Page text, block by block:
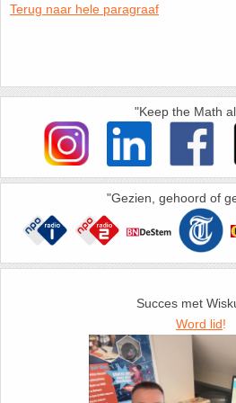
Terug naar hele paragraaf
"Keep the Math
"Gezien, gehoord of
Succes met
Word lid!
HAVO 5B - Hoofdstuk 10 - Meetkundige
VWO
(Nog geen toetsen)
19. Omtrek cirkel
20. Oppervlakte cilinder
21. Oppervlakte cirkel
22. Oppervlakte driehoek
23. Oppervlakte kegel
24. Oppervlakte parallellogram
25. Oppervlakte trapezium